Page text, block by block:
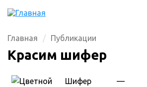
Главная Публикации
Красим шифер
Шифер —